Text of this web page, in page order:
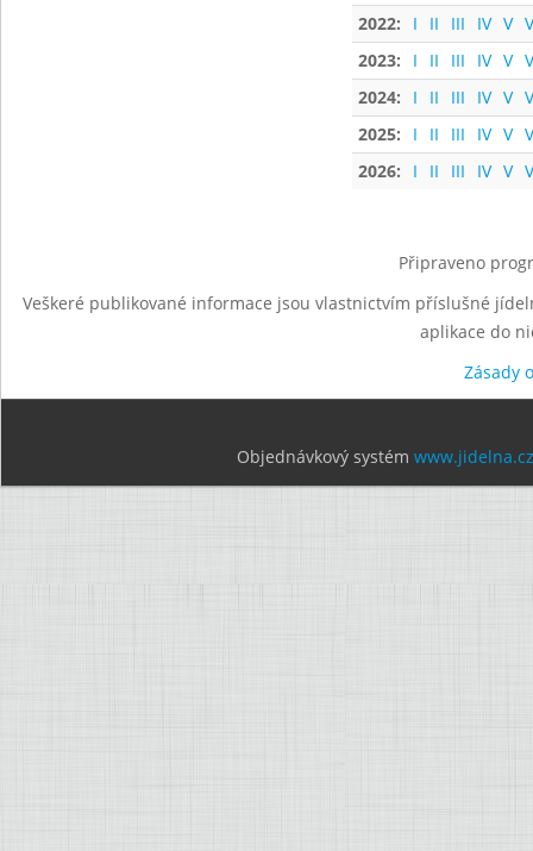
2022:
I II III IV V
2023:
I II III IV V
2024:
I II III IV V
2025:
I II III IV V
2026:
I II III IV V
Připraveno
Veškeré publikované informace jsou vlastnictvím příslušné
aplikace do
Zásady
Objednávkový systém www.jidelna.cz